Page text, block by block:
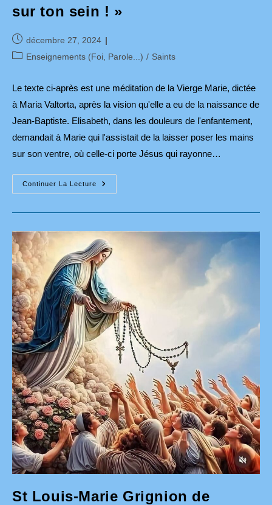
sur ton sein ! »
Publication
publiée :
décembre 27, 2024
PostEnseignements (Foi, Parole...) / Saints
Le texte ci-après est une méditation de la Vierge Marie, dictée
à Maria Valtorta, après la vision qu'elle a eu de la naissance de
Jean-Baptiste. Elisabeth, dans les douleurs de l'enfantement,
demandait à Marie qui l'assistait de la laisser poser les mains
sur son ventre, où celle-ci porte Jésus qui rayonne…
Continuer La Lecture
« Laisse-
Moi
Ton
Sein
! »
St Louis-Marie Grignion de